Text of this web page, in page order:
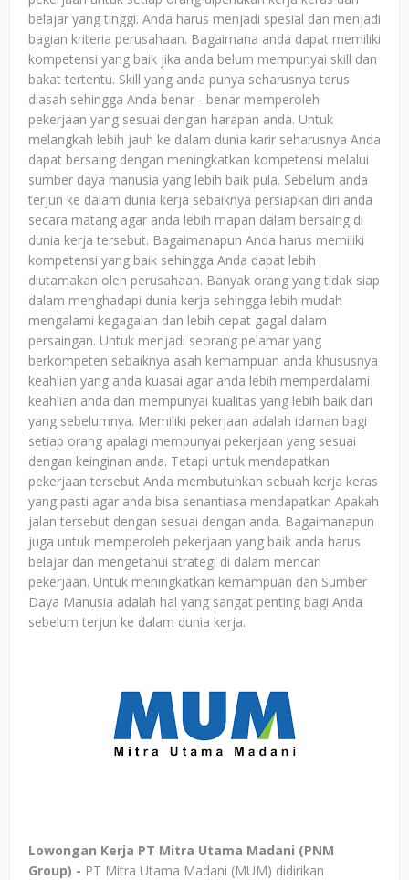
belajar yang tinggi. Anda harus menjadi spesial dan menjadi
bagian kriteria perusahaan. Bagaimana anda dapat memiliki
kompetensi yang baik jika anda belum mempunyai skill dan
bakat tertentu. Skill yang anda punya seharusnya terus
diasah sehingga Anda benar - benar memperoleh
pekerjaan yang sesuai dengan harapan anda. Untuk
melangkah lebih jauh ke dalam dunia karir seharusnya Anda
dapat bersaing dengan meningkatkan kompetensi melalui
sumber daya manusia yang lebih baik pula. Sebelum anda
terjun ke dalam dunia kerja sebaiknya persiapkan diri anda
secara matang agar anda lebih mapan dalam bersaing di
dunia kerja tersebut. Bagaimanapun Anda harus memiliki
kompetensi yang baik sehingga Anda dapat lebih
diutamakan oleh perusahaan. Banyak orang yang tidak siap
dalam menghadapi dunia kerja sehingga lebih mudah
mengalami kegagalan dan lebih cepat gagal dalam
persaingan. Untuk menjadi seorang pelamar yang
berkompeten sebaiknya asah kemampuan anda khususnya
keahlian yang anda kuasai agar anda lebih memperdalami
keahlian anda dan mempunyai kualitas yang lebih baik dari
yang sebelumnya. Memiliki pekerjaan adalah idaman bagi
setiap orang apalagi mempunyai pekerjaan yang sesuai
dengan keinginan anda. Tetapi untuk mendapatkan
pekerjaan tersebut Anda membutuhkan sebuah kerja keras
yang pasti agar anda bisa senantiasa mendapatkan Apakah
jalan tersebut dengan sesuai dengan anda. Bagaimanapun
juga untuk memperoleh pekerjaan yang baik anda harus
belajar dan mengetahui strategi di dalam mencari
pekerjaan. Untuk meningkatkan kemampuan dan Sumber
Daya Manusia adalah hal yang sangat penting bagi Anda
sebelum terjun ke dalam dunia kerja.
Lowongan Kerja PT Mitra Utama Madani (PNM
Group) - PT Mitra Utama Madani (MUM) didirikan